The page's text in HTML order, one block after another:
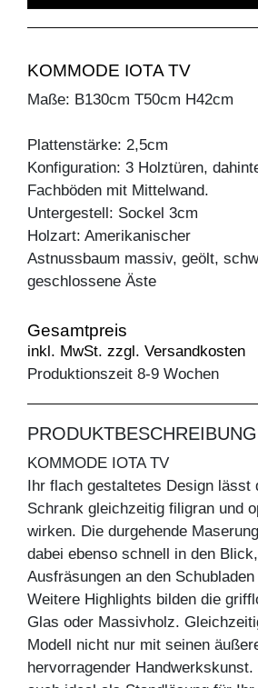
KOMMODE IOTA TV
Maße: B130cm T50cm H42cm
Plattenstärke: 2,5cm
Konfiguration: 3 Holztüren,
Fachböden mit Mittelwand.
Untergestell: Sockel 3cm
Holzart: Amerikanischer
Astnussbaum massiv, geölt,
geschlossene Äste
Gesamtpreis
inkl. MwSt. zzgl. Versandkosten
Produktionszeit 8-9 Wochen
PRODUKTBESCHREIBUNG
KOMMODE IOTA TV
Ihr flach gestaltetes Design lässt
Schrank gleichzeitig filigran und
wirken. Die durgehende
dabei ebenso schnell in den
Ausfräsungen an den
Weitere Highlights bilden die
Glas oder Massivholz.
Modell nicht nur mit seinen
hervorragender